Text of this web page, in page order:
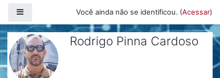
Você ainda não se identificou. (Acessar)
Rodrigo Pinna Cardoso